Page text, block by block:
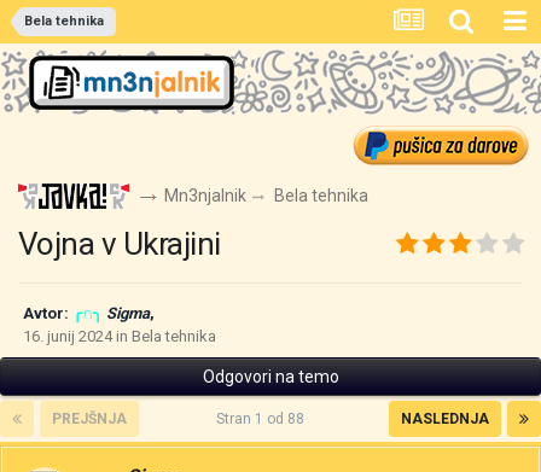
Bela tehnika
Mn3njalnik Bela tehnika
Vojna v Ukrajini
Avtor: ╭∩╮ Sigma,
16. junij 2024in Bela tehnika
Odgovori na temo
PREJŠNJA NASLEDNJA
Stran 1 od 88